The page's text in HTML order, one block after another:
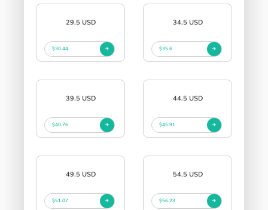
29.5 USD
$30.44
34.5 USD
$35.6
39.5 USD
$40.76
44.5 USD
$45.91
49.5 USD
$51.07
54.5 USD
$56.23